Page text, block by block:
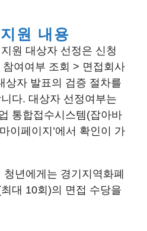
원 내용
원 대상자 선정은 신청
여여부 조회 > 면접회사
상자 발표의 검증 절차를
다. 대상자 선정여부는
통합접수시스템(잡아바
이페이지’에서 확인이 가
년에게는 경기지역화폐
대 10회)의 면접 수당을